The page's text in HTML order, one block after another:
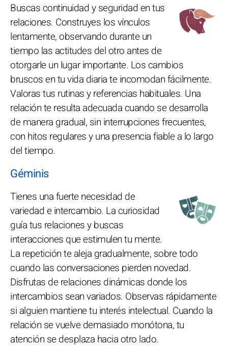
Buscas continuidad y seguridad en tus
relaciones. Construyes los vínculos
lentamente, observando durante un
tiempo las actitudes del otro antes de
otorgarle un lugar importante. Los cambios
bruscos en tu vida diaria te incomodan fácilmente.
Valoras tus rutinas y referencias habituales. Una
relación te resulta adecuada cuando se desarrolla
de manera gradual, sin interrupciones frecuentes,
con hitos regulares y una presencia fiable a lo largo
del tiempo.
Géminis
Tienes una fuerte necesidad de
variedad e intercambio. La curiosidad
guía tus relaciones y buscas
interacciones que estimulen tu mente.
La repetición te aleja gradualmente, sobre todo
cuando las conversaciones pierden novedad.
Disfrutas de relaciones dinámicas donde los
intercambios sean variados. Observas rápidamente
si alguien mantiene tu interés intelectual. Cuando la
relación se vuelve demasiado monótona, tu
atención se desplaza hacia otro lado.